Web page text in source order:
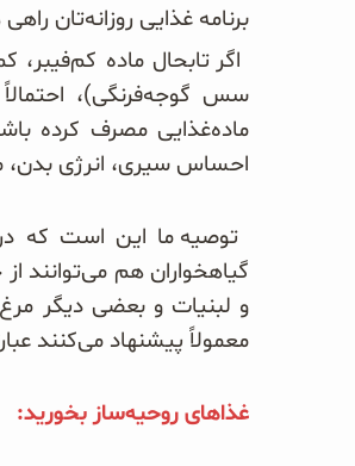
برنامه‌ غذایی روزانه‌تان
اگر تابحال ماده
سس گوجه‌فرنگی)،
ماده‌غذایی مصرف کرده
احساس سیری، انرژی بدن،
توصیه ما این است که
گیاهخواران هم می‌توانند
و لبنیات و بعضی دیگر
معمولاً پیشنهاد می‌کنند
غذاهای روحیه‌ساز بخورید: